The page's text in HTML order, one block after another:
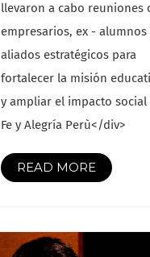
llevaron a cabo reuniones
empresarios, ex - alumnos
aliados estratégicos para
fortalecer la misión
y ampliar el impacto social
Fe y Alegría Perù</div>
READ MORE